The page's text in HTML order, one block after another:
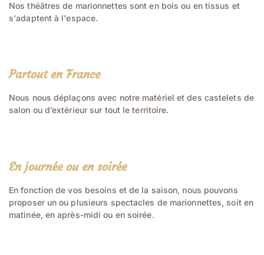
Nos théâtres de marionnettes sont en bois ou en tissus et
s'adaptent à l'espace.
Partout en France
Nous nous déplaçons avec notre matériel et des castelets de
salon ou d’extérieur sur tout le territoire.
En journée ou en soirée
En fonction de vos besoins et de la saison, nous pouvons
proposer un ou plusieurs spectacles de marionnettes, soit en
matinée, en après-midi ou en soirée.